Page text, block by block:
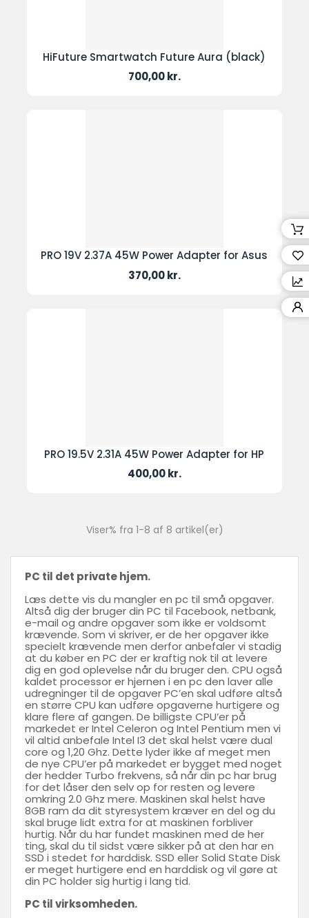
HiFuture Smartwatch Future Aura (black)
Pris
700,00 kr.
PRO 19V 2.37A 45W Power Adapter for Asus
Pris
370,00 kr.
PRO 19.5V 2.31A 45W Power Adapter for HP
Pris
400,00 kr.
Viser% fra 1-8 af 8 artikel(er)
PC til det private hjem.
Læs dette vis du mangler en pc til små opgaver.
Altså dig der bruger din PC til Facebook, netbank,
e-mail og andre opgaver som ikke er voldsomt
krævende. Som vi skriver, er de her opgaver ikke
specielt krævende men derfor anbefaler vi stadig
at du køber en PC der er kraftig nok til at levere
dig en god oplevelse når du bruger den. CPU også
kaldet processor er hjernen i en pc den laver alle
udregninger til de opgaver PC’en skal udføre altså
en større CPU kan udføre opgaverne hurtigere og
klare flere af gangen. De billigste CPU’er på
markedet er Intel Celeron og Intel Pentium men vi
vil altid anbefale Intel I3 det skal helst være dual
core og 1,20 Ghz. Dette lyder ikke af meget men
de nye CPU’er på markedet er bygget med noget
der hedder Turbo frekvens, så når din pc har brug
for det låser den selv op for resten og levere
omkring 2.0 Ghz mere. Maskinen skal helst have
8GB ram da dit styresystem kræver en del og du
skal bruge lidt extra for at maskinen forbliver
hurtig. Når du har fundet maskinen med de her
ting, skal du til sidst være sikker på at den har en
SSD i stedet for harddisk. SSD eller Solid State Disk
er meget hurtigere end en harddisk og vil gøre at
din PC holder sig hurtig i lang tid.
PC til virksomheden.